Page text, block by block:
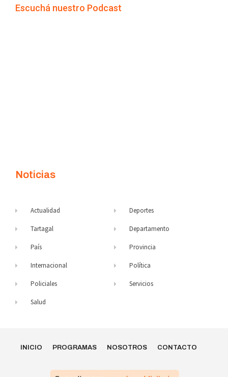
Escuchá nuestro Podcast
Noticias
Actualidad
Tartagal
País
Internacional
Policiales
Salud
Deportes
Departamento
Provincia
Política
Servicios
INICIO PROGRAMAS NOSOTROS CONTACTO